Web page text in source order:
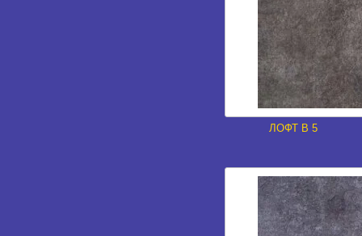
ЛОФТ В 5